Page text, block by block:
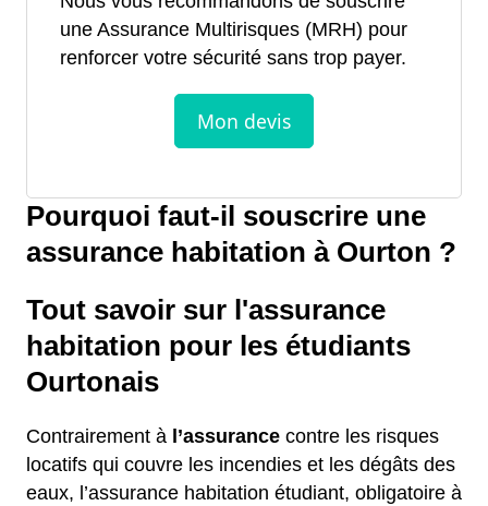
une Assurance Multirisques (MRH) pour
renforcer votre sécurité sans trop payer.
Pourquoi faut-il souscrire une
assurance habitation à Ourton ?
Tout savoir sur l'assurance
habitation pour les étudiants
Ourtonais
Contrairement à l’assurance contre les risques
locatifs qui couvre les incendies et les dégâts des
eaux, l’assurance habitation étudiant, obligatoire à